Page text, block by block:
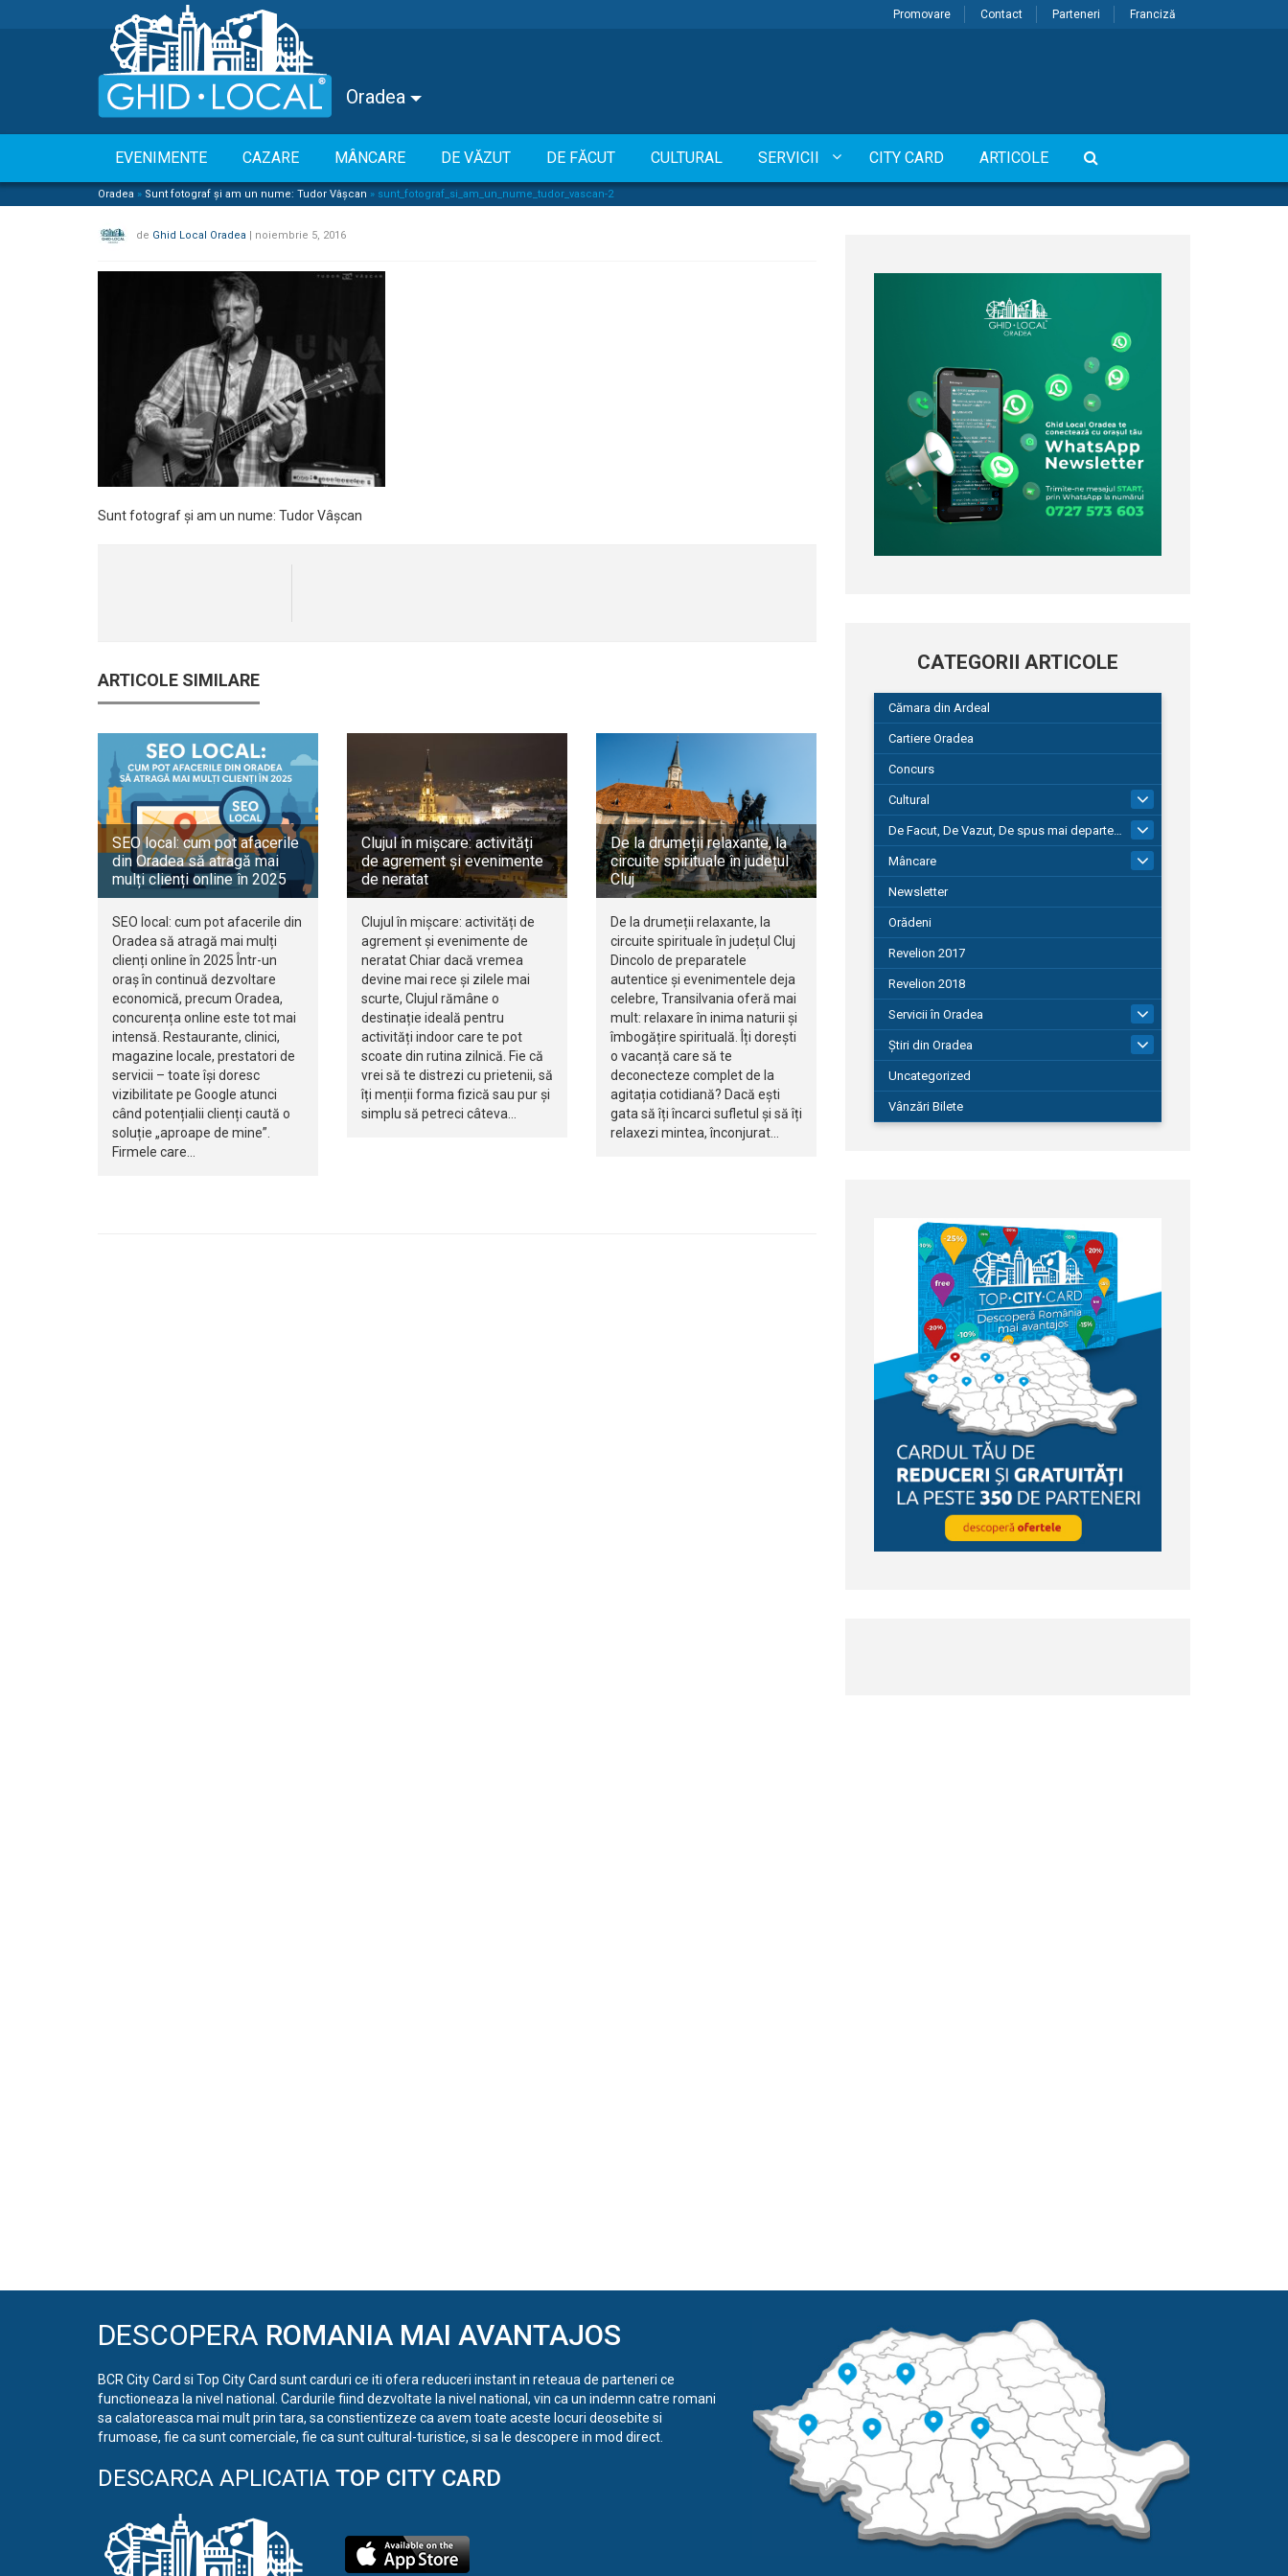
Promovare Contact Parteneri Franciză
Oradea
EVENIMENTE CAZARE MÂNCARE DE VĂZUT DE FĂCUT CULTURAL SERVICII CITY CARD ARTICOLE
Oradea » Sunt fotograf și am un nume: Tudor Vâșcan » sunt_fotograf_si_am_un_nume_tudor_vascan-2
de Ghid Local Oradea | noiembrie 5, 2016
Sunt fotograf și am un nume: Tudor Vâșcan
ARTICOLE SIMILARE
SEO local: cum pot afacerile
din Oradea să atragă mai
mulți clienți online în 2025
SEO local: cum pot afacerile din
Oradea să atragă mai mulți
clienți online în 2025 Într-un
oraș în continuă dezvoltare
economică, precum Oradea,
concurența online este tot mai
intensă. Restaurante, clinici,
magazine locale, prestatori de
servicii – toate își doresc
vizibilitate pe Google atunci
când potențialii clienți caută o
soluție „aproape de mine”.
Firmele care…
Clujul în mișcare: activități
de agrement și evenimente
de neratat
Clujul în mișcare: activități de
agrement și evenimente de
neratat Chiar dacă vremea
devine mai rece și zilele mai
scurte, Clujul rămâne o
destinație ideală pentru
activități indoor care te pot
scoate din rutina zilnică. Fie că
vrei să te distrezi cu prietenii, să
îți menții forma fizică sau pur și
simplu să petreci câteva…
De la drumeții relaxante, la
circuite spirituale în județul
Cluj
De la drumeții relaxante, la
circuite spirituale în județul Cluj
Dincolo de preparatele
autentice și evenimentele deja
celebre, Transilvania oferă mai
mult: relaxare în inima naturii și
îmbogățire spirituală. Îți dorești
o vacanță care să te
deconecteze complet de la
agitația cotidiană? Dacă ești
gata să îți încarci sufletul și să îți
relaxezi mintea, înconjurat…
CATEGORII ARTICOLE
Cămara din Ardeal
Cartiere Oradea
Concurs
Cultural
De Facut, De Vazut, De spus mai departe…
580
Mâncare
Newsletter
Orădeni
Revelion 2017
Revelion 2018
Servicii în Oradea
104
Știri din Oradea
1.127
Uncategorized
Vânzări Bilete
DESCOPERA ROMANIA MAI AVANTAJOS
BCR City Card si Top City Card sunt carduri ce iti ofera reduceri instant in reteaua de parteneri ce
functioneaza la nivel national. Cardurile fiind dezvoltate la nivel national, vin ca un indemn catre romani
sa calatoreasca mai mult prin tara, sa constientizeze ca avem toate aceste locuri deosebite si
frumoase, fie ca sunt comerciale, fie ca sunt cultural-turistice, si sa le descopere in mod direct.
DESCARCA APLICATIA TOP CITY CARD